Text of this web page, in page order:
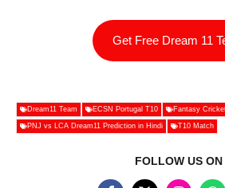
Get Free Dream 11
Dream11 Team ECSN Portugal T10 Fantasy
PNJ vs LCA Dream11 Prediction in Hindi T10 Match
FOLLOW US ON